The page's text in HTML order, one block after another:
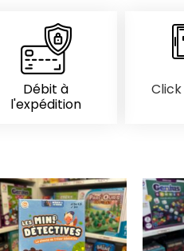
Débit à
l'expédition